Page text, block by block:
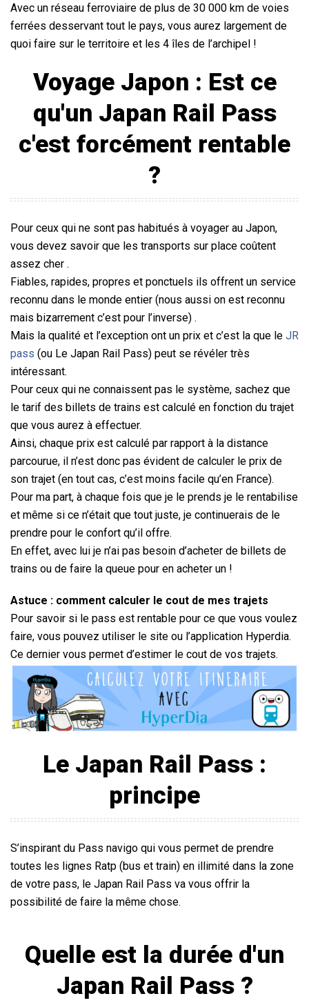
Avec un réseau ferroviaire de plus de 30 000 km de voies
ferrées desservant tout le pays, vous aurez largement de
quoi faire sur le territoire et les 4 îles de l’archipel !
Voyage Japon : Est ce
qu'un Japan Rail Pass
c'est forcément rentable
?
Pour ceux qui ne sont pas habitués à voyager au Japon,
vous devez savoir que les transports sur place coûtent
assez cher .
Fiables, rapides, propres et ponctuels ils offrent un service
reconnu dans le monde entier (nous aussi on est reconnu
mais bizarrement c’est pour l’inverse) .
Mais la qualité et l’exception ont un prix et c’est la que le JR
pass (ou Le Japan Rail Pass) peut se révéler très
intéressant.
Pour ceux qui ne connaissent pas le système, sachez que
le tarif des billets de trains est calculé en fonction du trajet
que vous aurez à effectuer.
Ainsi, chaque prix est calculé par rapport à la distance
parcourue, il n’est donc pas évident de calculer le prix de
son trajet (en tout cas, c’est moins facile qu’en France).
Pour ma part, à chaque fois que je le prends je le rentabilise
et même si ce n’était que tout juste, je continuerais de le
prendre pour le confort qu’il offre.
En effet, avec lui je n’ai pas besoin d’acheter de billets de
trains ou de faire la queue pour en acheter un !
Astuce : comment calculer le cout de mes trajets
Pour savoir si le pass est rentable pour ce que vous voulez
faire, vous pouvez utiliser le site ou l’application Hyperdia.
Ce dernier vous permet d’estimer le cout de vos trajets.
Le Japan Rail Pass :
principe
S’inspirant du Pass navigo qui vous permet de prendre
toutes les lignes Ratp (bus et train) en illimité dans la zone
de votre pass, le Japan Rail Pass va vous offrir la
possibilité de faire la même chose.
Quelle est la durée d'un
Japan Rail Pass ?